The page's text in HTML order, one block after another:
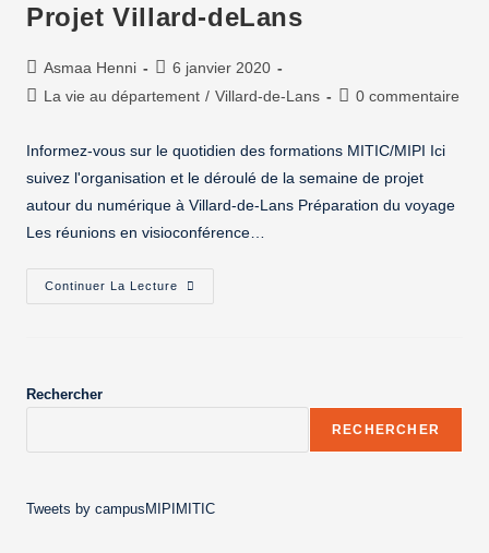
Projet Villard-deLans
Asmaa Henni
6 janvier 2020
La vie au département / Villard-de-Lans 0 commentaire
Informez-vous sur le quotidien des formations MITIC/MIPI Ici
suivez l'organisation et le déroulé de la semaine de projet
autour du numérique à Villard-de-Lans Préparation du voyage
Les réunions en visioconférence…
Continuer La Lecture
Rechercher
RECHERCHER
Tweets by campusMIPIMITIC